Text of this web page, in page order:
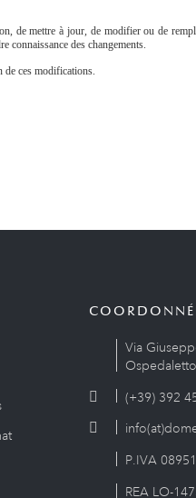
de mettre à jour, de modifier ou de
connaissance des changements.
de ces modifications.
Via
(+39) 392
P.IVA
REA LO-